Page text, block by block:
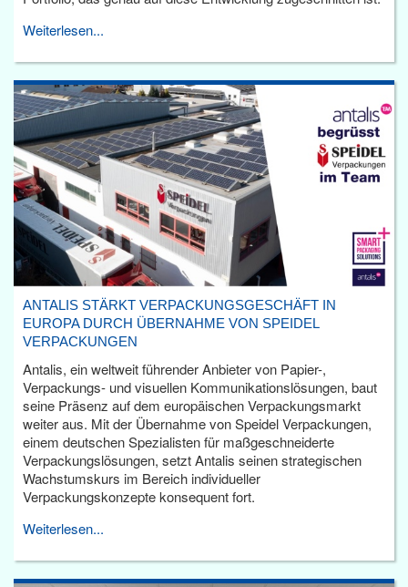
Weiterlesen...
ANTALIS STÄRKT VERPACKUNGSGESCHÄFT IN
EUROPA DURCH ÜBERNAHME VON SPEIDEL
VERPACKUNGEN
Antalis, ein weltweit führender Anbieter von Papier-,
Verpackungs- und visuellen Kommunikationslösungen, baut
seine Präsenz auf dem europäischen Verpackungsmarkt
weiter aus. Mit der Übernahme von Speidel Verpackungen,
einem deutschen Spezialisten für maßgeschneiderte
Verpackungslösungen, setzt Antalis seinen strategischen
Wachstumskurs im Bereich individueller
Verpackungskonzepte konsequent fort.
Weiterlesen...